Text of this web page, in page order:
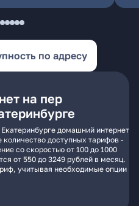
по адресу
на пер
домашний интернет
доступных тарифов -
со скоростью от 100 до 1000
от 550 до 3249 рублей в месяц.
учитывая необходимые опции